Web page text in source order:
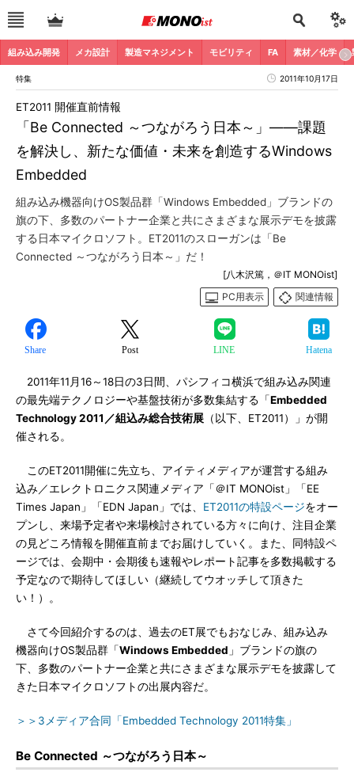
組み込み開発 メカ設計 製造マネジメント モビリティ FA 素材／化学
特集 2011年10月17日
「Be Connected ～つながろう日本～」――課題
を解決し、新たな価値・未来を創造するWindows
Embedded
ET2011 開催直前情報
組み込み機器向けOS製品群「Windows Embedded」ブランドの
旗の下、多数のパートナー企業と共にさまざまな展示デモを披露
する日本マイクロソフト。ET2011のスローガンは「Be
Connected ～つながろう日本～」だ！
[八木沢篤，＠IT MONOist]
PC用表示
関連情報
Share Post LINE Hatena
2011年11月16～18日の3日間、パシフィコ横浜で組み込み関連
の最先端テクノロジーや基盤技術が多数集結する「Embedded
Technology 2011／組込み総合技術展 （以下、ET2011）」が開
催される。
このET2011開催に先立ち、アイティメディアが運営する組み
込み／エレクトロニクス関連メディア「＠IT MONOist」「EE
Times Japan」「EDN Japan」では、 ET2011の特設ページをオー
プンし、来場予定者や来場検討されている方々に向け、注目企業
の見どころ情報を開催直前までお届けしていく。また、同特設ペ
ージでは、会期中・会期後も速報やレポート記事を多数掲載する
予定なので期待してほしい（継続してウオッチして頂きた
い！）。
さて今回紹介するのは、過去のET展でもおなじみ、組み込み
機器向けOS製品群「Windows Embedded 」ブランドの旗の
下、多数のパートナー企業と共にさまざまな展示デモを披露して
きた日本マイクロソフトの出展内容だ。
＞＞3メディア合同「Embedded Technology 2011特集」
Be Connected ～つながろう日本～